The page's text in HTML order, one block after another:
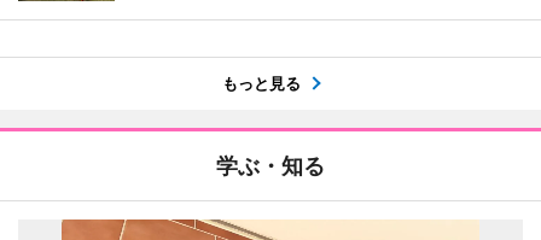
もっと見る
学ぶ・知る